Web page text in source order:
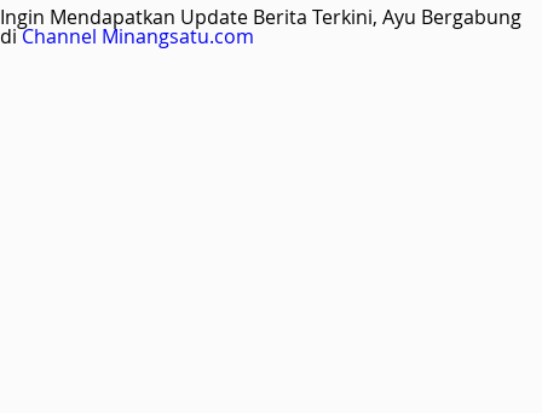
Ingin Mendapatkan Update Berita Terkini, Ayu Bergabung
diChannel Minangsatu.com